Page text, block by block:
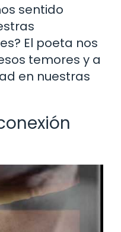
sentido
El poeta nos
temores y a
en nuestras